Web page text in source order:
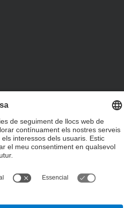
d'Enginyers de Camins,
lloc
Accessibilitat